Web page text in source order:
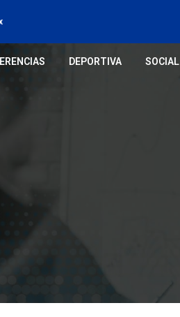
DEPORTIVA SOCIAL